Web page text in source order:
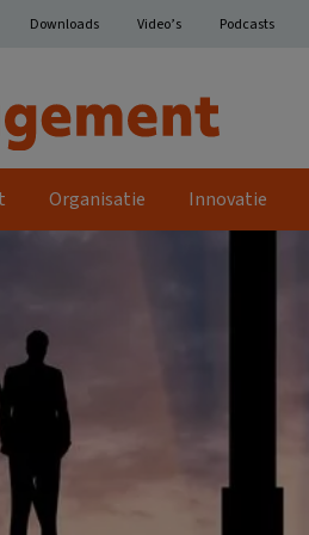
Downloads Video’s Podcasts
Organisatie Innovatie